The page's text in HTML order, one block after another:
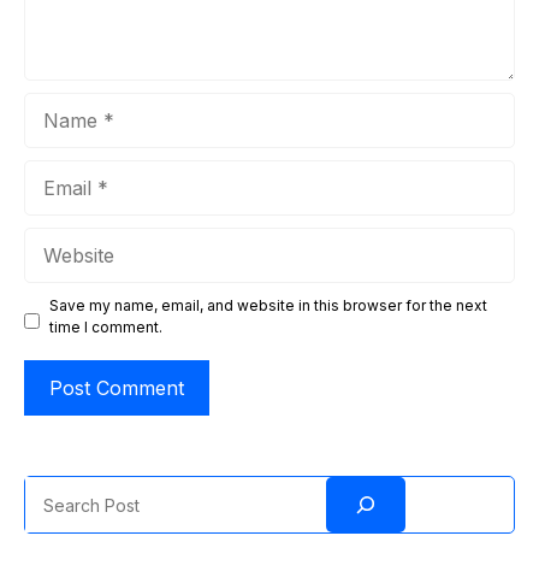
Save my name, email, and website in this browser for the next
time I comment.